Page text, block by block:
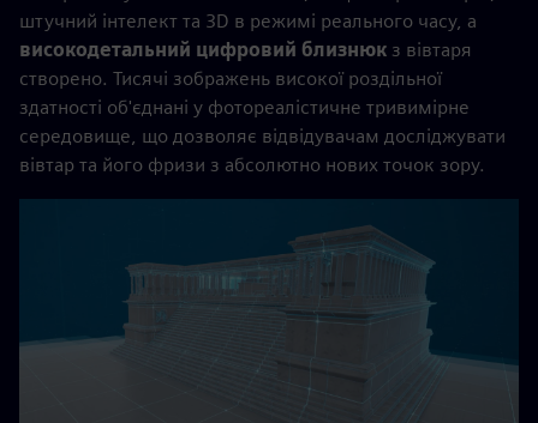
штучний інтелект та 3D в режимі реального часу, a
високодетальний цифровий близнюк з вівтаря
створено. Тисячі зображень високої роздільної
здатності об'єднані у фотореалістичне тривимірне
середовище, що дозволяє відвідувачам досліджувати
вівтар та його фризи з абсолютно нових точок зору.